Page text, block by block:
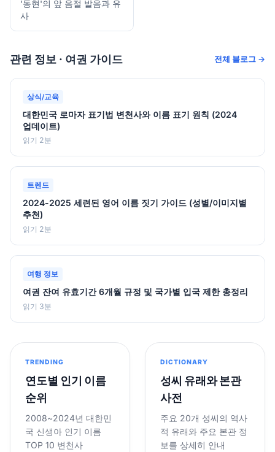
'동현'의 앞 음절 발음과 유
사
관련 정보 · 여권 가이드 전체 블로그 →
상식/교육
대한민국 로마자 표기법 변천사와 이름 표기 원칙 (2024
업데이트)
읽기 2분
트렌드
2024-2025 세련된 영어 이름 짓기 가이드 (성별/이미지별
추천)
읽기 2분
여행 정보
여권 잔여 유효기간 6개월 규정 및 국가별 입국 제한 총정리
읽기 3분
TRENDING
연도별 인기 이름
순위
2008~2024년 대한민
국 신생아 인기 이름
TOP 10 변천사
DICTIONARY
성씨 유래와 본관
사전
주요 20개 성씨의 역사
적 유래와 주요 본관 정
보를 상세히 안내